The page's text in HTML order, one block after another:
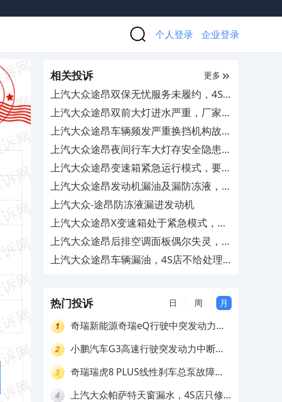
个人登录 企业登录
相关投诉 更多
上汽大众途昂双保无忧服务未履约，4S
店跑路无人管
上汽大众途昂双前大灯进水严重，厂家和
4S店不负责任不处理
上汽大众途昂车辆频发严重换挡机构故
障，要求厂家予以退车
上汽大众途昂夜间行车大灯存安全隐患，
4S店无法调整解决
上汽大众途昂变速箱紧急运行模式，要求
免费更换TCU
上汽大众途昂发动机漏油及漏防冻液，
4S查不出原因无法解决
上汽大众-途昂防冻液漏进发动机
上汽大众途昂X变速箱处于紧急模式，导
致缺失奇数挡位
上汽大众途昂后排空调面板偶尔失灵，售
后置之不理
上汽大众途昂车辆漏油，4S店不给处理
热门投诉 日 周 月
1
奇瑞新能源奇瑞eQ行驶中突发动力受
拒绝三电质保
2
小鹏汽车G3高速行驶突发动力中断，
3
奇瑞瑞虎8 PLUS线性刹车总泵故障，
4
上汽大众帕萨特天窗漏水，4S店只修